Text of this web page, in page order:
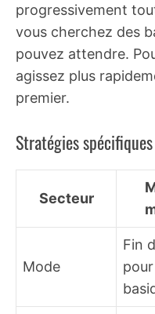
progressivement
vous cherchez des
pouvez attendre.
agissez plus
premier.
Stratégies
Secteur
Mode
Fin